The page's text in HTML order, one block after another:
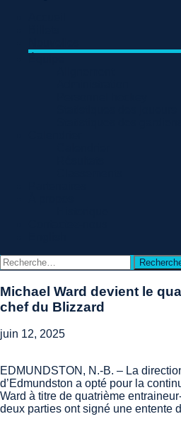
Rechercher :
Michael Ward devient le
chef du Blizzard
juin 12, 2025
EDMUNDSTON, N.-B. – La
d’Edmundston a opté pour la
Ward à titre de quatrième
deux parties ont signé une entente